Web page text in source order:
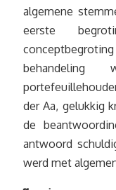
algemene
eerste
der Aa, gelukkig
de
antwoord
werd met